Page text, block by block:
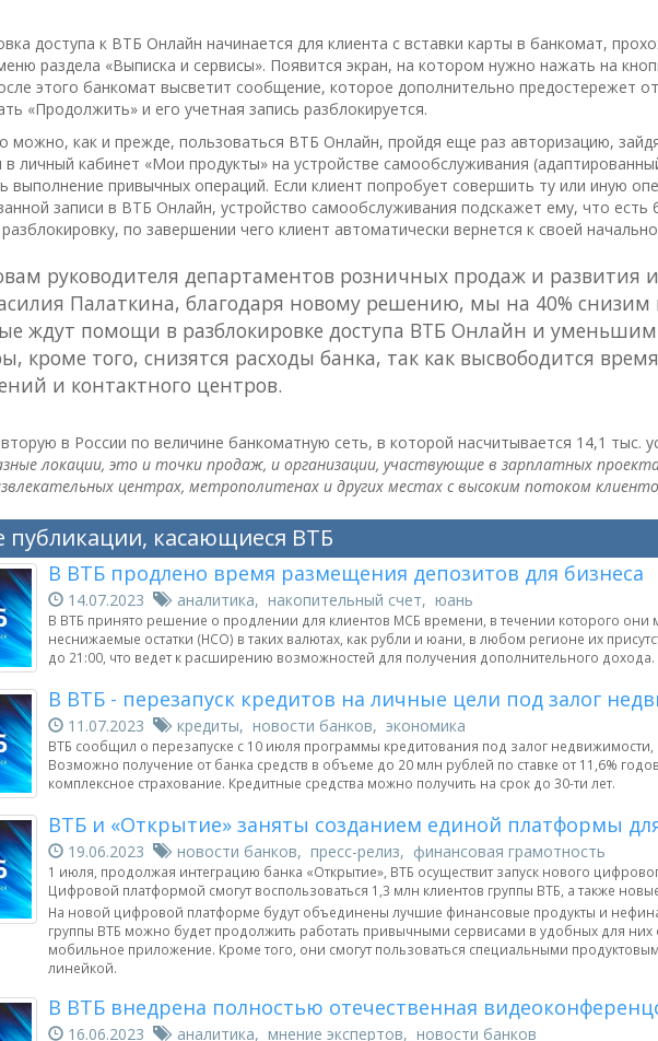
доступа к ВТБ Онлайн начинается для клиента с вставки карты в банкомат,
раздела «Выписка и сервисы». Появится экран, на котором нужно нажать на
этого банкомат высветит сообщение, которое дополнительно предостережет
«Продолжить» и его учетная запись разблокируется.
можно, как и прежде, пользоваться ВТБ Онлайн, пройдя еще раз авторизацию,
в личный кабинет «Мои продукты» на устройстве самообслуживания
выполнение привычных операций. Если клиент попробует совершить ту или иную
записи в ВТБ Онлайн, устройство самообслуживания подскажет ему, что есть
по завершении чего клиент автоматически вернется к своей
руководителя департаментов розничных продаж и развития
Палаткина, благодаря новому решению, мы на 40% снизим
ждут помощи в разблокировке доступа ВТБ Онлайн и уменьшим
кроме того, снизятся расходы банка, так как высвободится
и контактного центров.
в России по величине банкоматную сеть, в которой насчитывается 14,1 тыс.
локации, это и точки продаж, и организации, участвующие в зарплатных
центрах, метрополитенах и других местах с высоким потоком
публикации, касающиеся ВТБ
В ВТБ продлено время размещения депозитов для бизнеса
14.07.2023 аналитика, накопительный счет, юань
В ВТБ принято решение о продлении для клиентов МСБ времени, в течении которого они
неснижаемые остатки (НСО) в таких валютах, как рубли и юани, в любом регионе их
до 21:00, что ведет к расширению возможностей для получения дополнительного дохода.
В ВТБ - перезапуск кредитов на личные цели под залог
11.07.2023 кредиты, новости банков, экономика
ВТБ сообщил о перезапуске с 10 июля программы кредитования под залог
Возможно получение от банка средств в объеме до 20 млн рублей по ставке от 11,6%
комплексное страхование. Кредитные средства можно получить на срок до 30-ти лет.
ВТБ и «Открытие» заняты созданием единой платформы
19.06.2023 новости банков, пресс-релиз, финансовая грамотность
1 июля, продолжая интеграцию банка «Открытие», ВТБ осуществит запуск нового
Цифровой платформой смогут воспользоваться 1,3 млн клиентов группы ВТБ, а также
На новой цифровой платформе будут объединены лучшие финансовые продукты и
группы ВТБ можно будет продолжить работать привычными сервисами в удобных для них
мобильное приложение. Кроме того, они смогут пользоваться специальными
линейкой.
В ВТБ внедрена полностью отечественная
16.06.2023 аналитика, мнение экспертов, новости банков